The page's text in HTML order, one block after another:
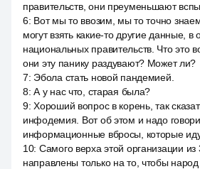
правительств, они преуменьшают
6: Вот мы то ввозим, мы то точно
могут взять какие-то другие данные, в
национальных правительств. Что это
они эту панику раздувают? Может ли?
7: Эбола стать новой пандемией.
8:А у нас что, старая была?
9:Хороший вопрос в корень, так
инфодемия. Вот об этом и надо
информационные вбросы, которые
10: Самого верха этой организации из
направлены только на то, чтобы народ